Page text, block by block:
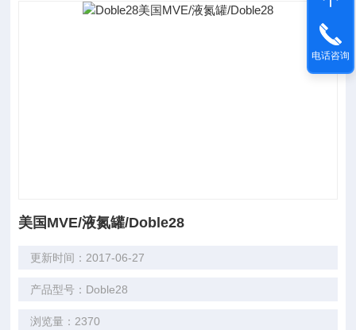
美国MVE/液氮罐/Doble28
更新时间：2017-06-27
产品型号：Doble28
浏览量：2370
电话咨询